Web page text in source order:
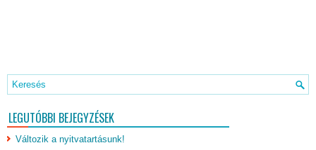
LEGUTÓBBI BEJEGYZÉSEK
Változik a nyitvatartásunk!